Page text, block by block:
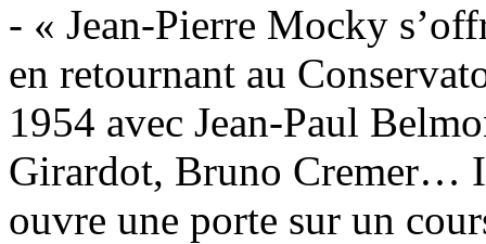
- « Jean-Pierre Mocky
en retournant au
1954 avec Jean-Paul
Girardot, Bruno Cremer…
ouvre une porte sur un